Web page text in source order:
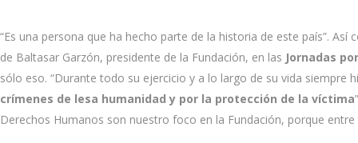
“Es una persona que ha hecho parte de la historia de este país”.
de Baltasar Garzón, presidente de la Fundación, en las Jornadas
sólo eso. “Durante todo su ejercicio y a lo largo de su vida siempre
crímenes de lesa humanidad y por la protección de la víctima
Derechos Humanos son nuestro foco en la Fundación, porque